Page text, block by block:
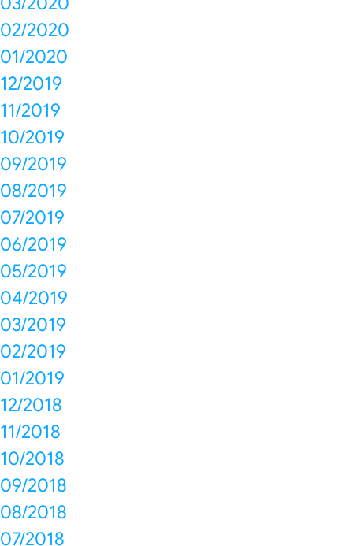
02/2020
01/2020
12/2019
11/2019
10/2019
09/2019
08/2019
07/2019
06/2019
05/2019
04/2019
03/2019
02/2019
01/2019
12/2018
11/2018
10/2018
09/2018
08/2018
07/2018